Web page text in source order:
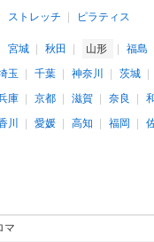
ストレッチ ピラティス
宮城 秋田 山形 福島
玉 千葉 神奈川 茨城
庫 京都 滋賀 奈良
川 愛媛 高知 福岡
マ